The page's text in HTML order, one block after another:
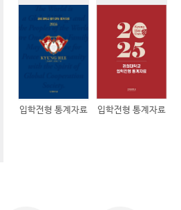
입학전형 통계자료 입학전형 통계자료